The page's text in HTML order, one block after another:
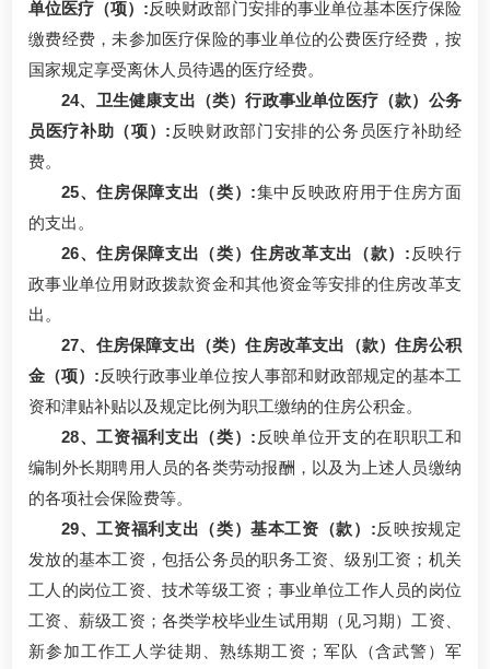
单位医疗（项）:反映财政部门安排的事业单位基本医疗保险
缴费经费，未参加医疗保险的事业单位的公费医疗经费，按
国家规定享受离休人员待遇的医疗经费。
24、卫生健康支出（类）行政事业单位医疗（款）公务
员医疗补助（项）: 反映财政部门安排的公务员医疗补助经
费。
25、住房保障支出（类）:集中反映政府用于住房方面
的支出。
26、住房保障支出（类）住房改革支出（款）: 反映行
政事业单位用财政拨款资金和其他资金等安排的住房改革支
出。
27、住房保障支出（类）住房改革支出（款）住房公积
金（项）:反映行政事业单位按人事部和财政部规定的基本工
资和津贴补贴以及规定比例为职工缴纳的住房公积金。
28、工资福利支出（类）: 反映单位开支的在职职工和
编制外长期聘用人员的各类劳动报酬，以及为上述人员缴纳
的各项社会保险费等。
29、工资福利支出（类）基本工资（款）:反映按规定
发放的基本工资，包括公务员的职务工资、级别工资；机关
工人的岗位工资、技术等级工资；事业单位工作人员的岗位
工资、薪级工资；各类学校毕业生试用期（见习期）工资、
新参加工作工人学徒期、熟练期工资；军队（含武警）军